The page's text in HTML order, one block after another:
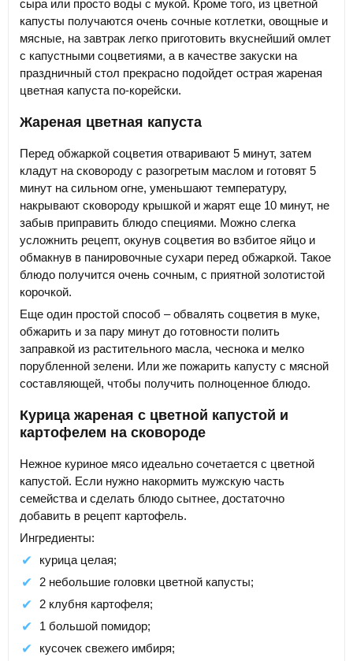
сыра или просто воды с мукой. Кроме того, из цветной
капусты получаются очень сочные котлетки, овощные и
мясные, на завтрак легко приготовить вкуснейший омлет
с капустными соцветиями, а в качестве закуски на
праздничный стол прекрасно подойдет острая жареная
цветная капуста по-корейски.
Жареная цветная капуста
Перед обжаркой соцветия отваривают 5 минут, затем
кладут на сковороду с разогретым маслом и готовят 5
минут на сильном огне, уменьшают температуру,
накрывают сковороду крышкой и жарят еще 10 минут, не
забыв приправить блюдо специями. Можно слегка
усложнить рецепт, окунув соцветия во взбитое яйцо и
обмакнув в панировочные сухари перед обжаркой. Такое
блюдо получится очень сочным, с приятной золотистой
корочкой.
Еще один простой способ – обвалять соцветия в муке,
обжарить и за пару минут до готовности полить
заправкой из растительного масла, чеснока и мелко
порубленной зелени. Или же пожарить капусту с мясной
составляющей, чтобы получить полноценное блюдо.
Курица жареная с цветной капустой и
картофелем на сковороде
Нежное куриное мясо идеально сочетается с цветной
капустой. Если нужно накормить мужскую часть
семейства и сделать блюдо сытнее, достаточно
добавить в рецепт картофель.
Ингредиенты:
курица целая;
2 небольшие головки цветной капусты;
2 клубня картофеля;
1 большой помидор;
кусочек свежего имбиря;